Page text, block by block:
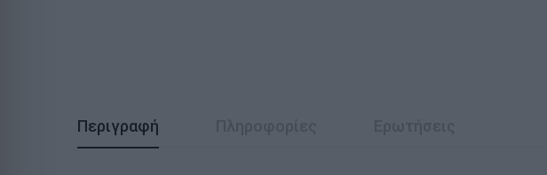
Περιγραφή